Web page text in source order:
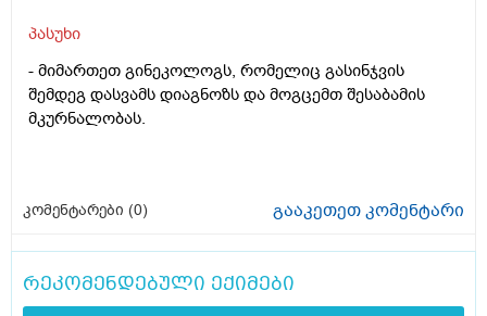
პასუხი
- მიმართეთ გინეკოლოგს, რომელიც გასინჯვის
შემდეგ დასვამს დიაგნოზს და მოგცემთ შესაბამის
მკურნალობას.
კომენტარები (0) გააკეთეთ კომენტარი
რეკომენდებული ექიმები